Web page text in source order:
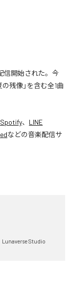
信開始された。今
残像」を含む全1曲
Spotify、 LINE
などの音楽配信サ
Lunaverse Studio